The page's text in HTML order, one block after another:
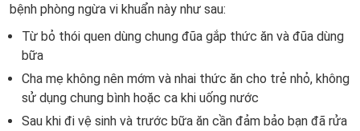
bệnh phòng ngừa vi khuẩn này như sau:
Từ bỏ thói quen dùng chung đũa gắp thức ăn và đũa dùng
bữa
Cha mẹ không nên mớm và nhai thức ăn cho trẻ nhỏ, không
sử dụng chung bình hoặc ca khi uống nước
Sau khi đi vệ sinh và trước bữa ăn cần đảm bảo bạn đã rửa